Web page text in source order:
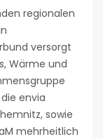
regionalen
versorgt
Wärme und
envia
sowie
mehrheitlich